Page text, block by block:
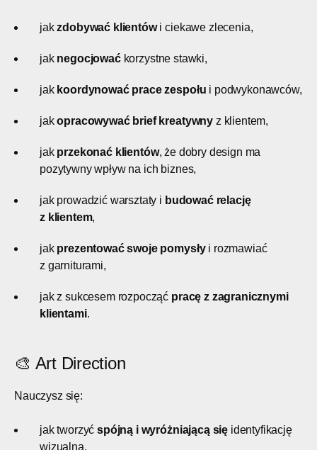
jakzdobywać klientówi ciekawe zlecenia,
jak negocjowaćkorzystne stawki,
jak koordynować prace zespołu i podwykonawców,
jakopracowywać brief kreatywny z klientem,
jak przekonać klientów, że dobry design ma
pozytywny wpływ na ich biznes,
jak prowadzić warsztaty i budować relację
z klientem,
jak prezentować swoje pomysłyi rozmawiać
z garniturami,
jak z sukcesem rozpocząć pracę z zagranicznymi
klientami.
🎨 Art Direction
Nauczysz się:
jak tworzyćspójną i wyróżniającą się identyfikację
wizualną,